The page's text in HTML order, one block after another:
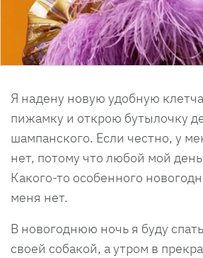
Я надену новую удобную
пижамку и открою бутылочку
шампанского. Если честно, у
нет, потому что любой мой
Какого-то особенного
меня нет.
В новогоднюю ночь я буду
своей собакой, а утром в